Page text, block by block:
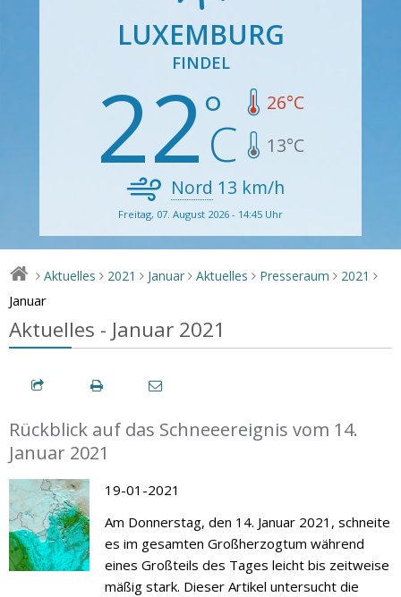
LUXEMBURG
FINDEL
22 26°C
13°C
Nord 13 km/h
Freitag, 07. August 2026 - 14:45 Uhr
> Aktuelles > 2021 > Januar > Aktuelles > Presseraum > 2021 >
Januar
Aktuelles - Januar 2021
Rückblick auf das Schneeereignis vom 14.
Januar 2021
19-01-2021
Am Donnerstag, den 14. Januar 2021, schneite
es im gesamten Großherzogtum während
eines Großteils des Tages leicht bis zeitweise
mäßig stark. Dieser Artikel untersucht die